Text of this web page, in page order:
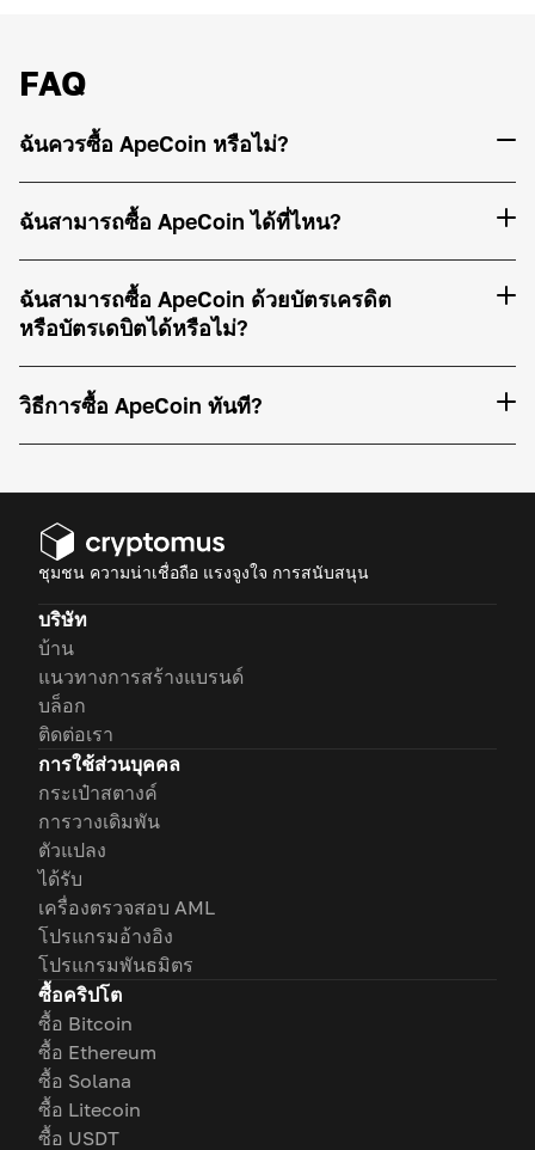
FAQ
ฉันควรซื้อ ApeCoin หรือไม่?
ฉันสามารถซื้อ ApeCoin ได้ที่ไหน?
ฉันสามารถซื้อ ApeCoin ด้วยบัตรเครดิต
หรือบัตรเดบิตได้หรือไม่?
วิธีการซื้อ ApeCoin ทันที?
ชุมชน ความน่าเชื่อถือ แรงจูงใจ การสนับสนุน
บริษัท
บ้าน
แนวทางการสร้างแบรนด์
บล็อก
ติดต่อเรา
การใช้ส่วนบุคคล
กระเป๋าสตางค์
การวางเดิมพัน
ตัวแปลง
ได้รับ
เครื่องตรวจสอบ AML
โปรแกรมอ้างอิง
โปรแกรมพันธมิตร
ซื้อคริปโต
ซื้อ Bitcoin
ซื้อ Ethereum
ซื้อ Solana
ซื้อ Litecoin
ซื้อ USDT